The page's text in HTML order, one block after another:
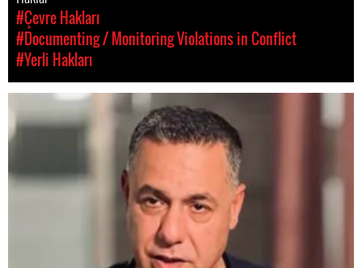
#Çevre Hakları
#Documenting / Monitoring Violations in Conflict
#Yerli Hakları